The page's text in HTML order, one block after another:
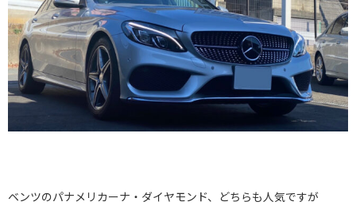
ベンツのパナメリカーナ・ダイヤモンド、どちらも人気ですが